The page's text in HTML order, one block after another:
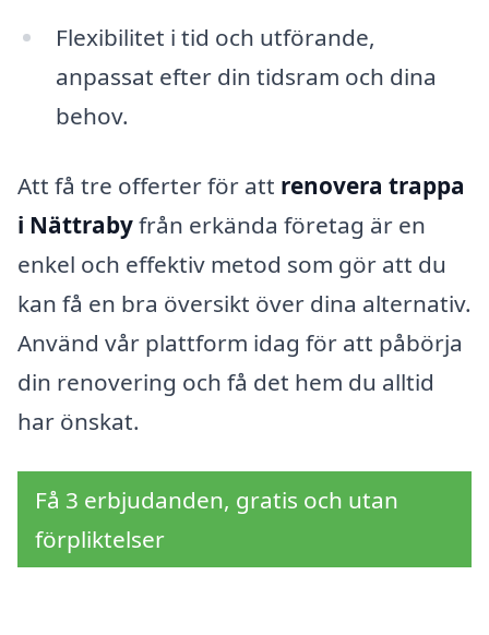
Flexibilitet i tid och utförande,
anpassat efter din tidsram och dina
behov.
Att få tre offerter för att renovera trappa
i Nättrabyfrån erkända företag är en
enkel och effektiv metod som gör att du
kan få en bra översikt över dina alternativ.
Använd vår plattform idag för att påbörja
din renovering och få det hem du alltid
har önskat.
Få 3 erbjudanden, gratis och utan
förpliktelser